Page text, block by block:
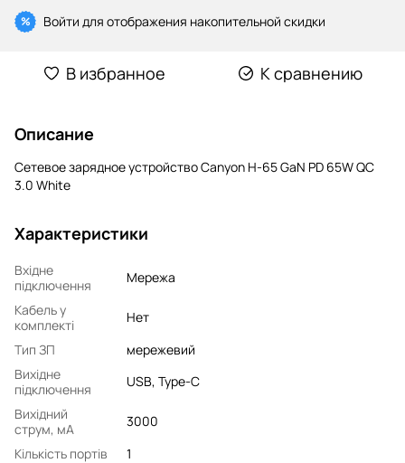
% Войти для отображения накопительной скидки
В избранное К сравнению
Описание
Сетевое зарядное устройство Canyon H-65 GaN PD 65W QC
3.0 White
Характеристики
Вхідне
підключення
Мережа
Кабель у
комплекті
Нет
Тип ЗП
мережевий
Вихідне
підключення
USB, Type-C
Вихідний
струм, мA
3000
Кількість портів
1